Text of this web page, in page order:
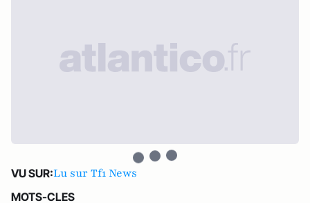
VU SUR:Lu sur Tf1 News
MOTS-CLES